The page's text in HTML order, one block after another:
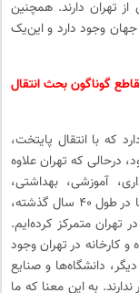
تهران دارند. همچنین
وجود دارد و این‌یک
گوناگون بحث انتقال
که با انتقال پایتخت،
که تهران علاوه
آموزشی، بهداشتی،
فرهنگی و صنعتی نیز هست. ما در طول ۴۰ سال گذشته،
تهران متمرکز کرده‌ایم.
و کارخانه در تهران وجود
دانشگاه‌ها و صنایع
به این معنا که ما